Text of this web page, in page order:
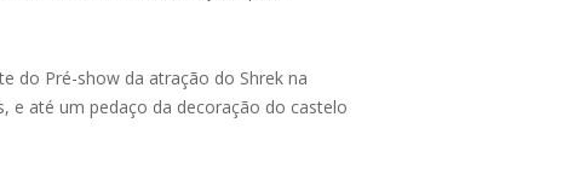
do Pré-show da atração do Shrek na
e até um pedaço da decoração do castelo